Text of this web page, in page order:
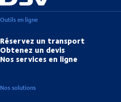
Outils en ligne
Réservez un transport
Obtenez un devis
Nos services en ligne
Nos solutions